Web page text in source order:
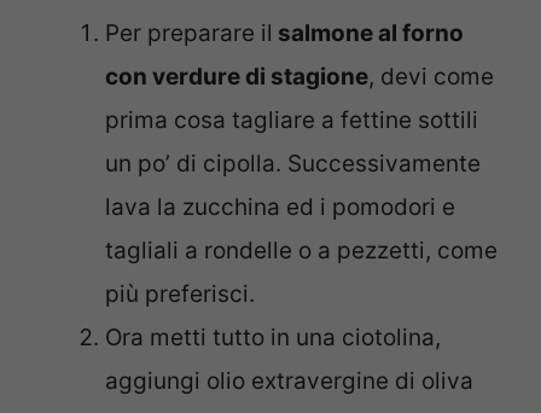
Per preparare il salmone al forno
con verdure di stagione, devi come
prima cosa tagliare a fettine sottili
un po’ di cipolla. Successivamente
lava la zucchina ed i pomodori e
tagliali a rondelle o a pezzetti, come
più preferisci.
Ora metti tutto in una ciotolina,
aggiungi olio extravergine di oliva